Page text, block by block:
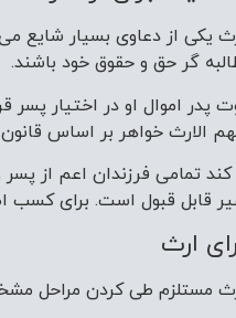
یکی از دعاوی بسیار شایع
گر حق و حقوق خود باشند.
پدر اموال او در اختیار پسر
الارث خواهر بر اساس قانون
تمامی فرزندان اعم از
قابل قبول است. برای کسب
ارث
مستلزم طی کردن مراحل مشخص